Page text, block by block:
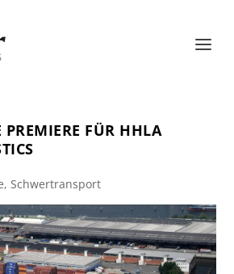
PREMIERE FÜR HHLA
,Schwertransport